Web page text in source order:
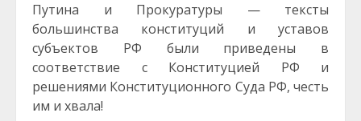
Путина и Прокуратуры — тексты
большинства конституций и уставов
субъектов РФ были приведены в
соответствие с Конституцией РФ и
решениями Конституционного Суда РФ, честь
им и хвала!